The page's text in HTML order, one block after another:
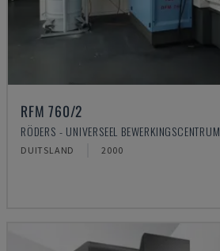
RFM 760/2
RÖDERS - UNIVERSEEL BEWERKINGSCENTRUM
DUITSLAND 2000